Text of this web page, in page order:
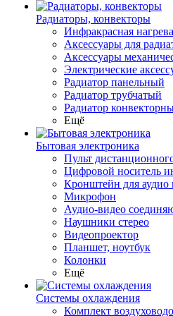
Радиаторы, конвекторы
Инфракрасная
Аксессуары для
Аксессуары
Электрические
Радиатор панельный
Радиатор трубчатый
Радиатор
Ещё
Бытовая электроника
Пульт
Цифровой носитель
Кронштейн для аудио
Микрофон
Аудио-видео
Наушники стерео
Видеопроектор
Планшет, ноутбук
Колонки
Ещё
Системы охлаждения
Комплект